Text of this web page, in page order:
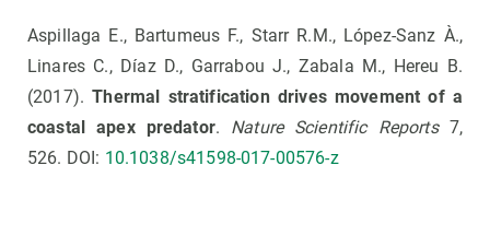
Aspillaga E., Bartumeus F., Starr R.M., López-Sanz À.,
Linares C., Díaz D., Garrabou J., Zabala M., Hereu B.
(2017).Thermal stratification drives movement of a
coastal apex predator. Nature Scientific Reports 7,
526. DOI: 10.1038/s41598-017-00576-z